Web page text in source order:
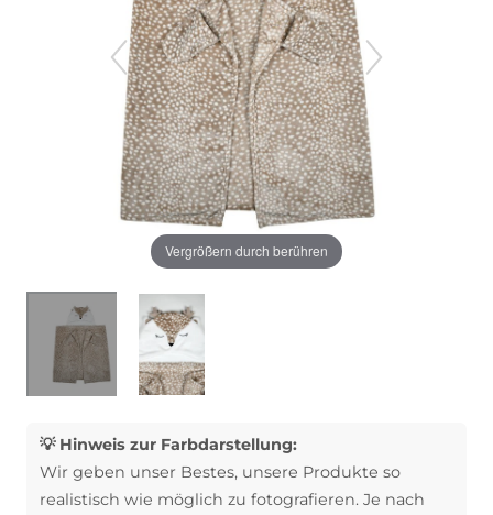
Vergrößern durch berühren
💡 Hinweis zur Farbdarstellung:
Wir geben unser Bestes, unsere Produkte so
realistisch wie möglich zu fotografieren. Je nach